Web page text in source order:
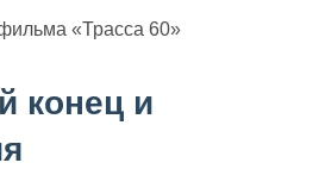
«Трасса 60»
конец и